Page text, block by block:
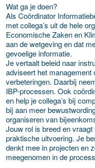
Wat ga je doen?
Als Coördinator
met collega’s uit de hele
Economische Zaken en
aan de wetgeving en dat
gevoelige informatie.
Je vertaalt beleid naar
adviseert het management
verbeteringen. Daarbij
IBP-processen. Ook
en help je collega’s bij
bij aan meer
organiseren van
Jouw rol is breed en
praktische uitvoering. Je
denkt mee in projecten en
meegenomen in de